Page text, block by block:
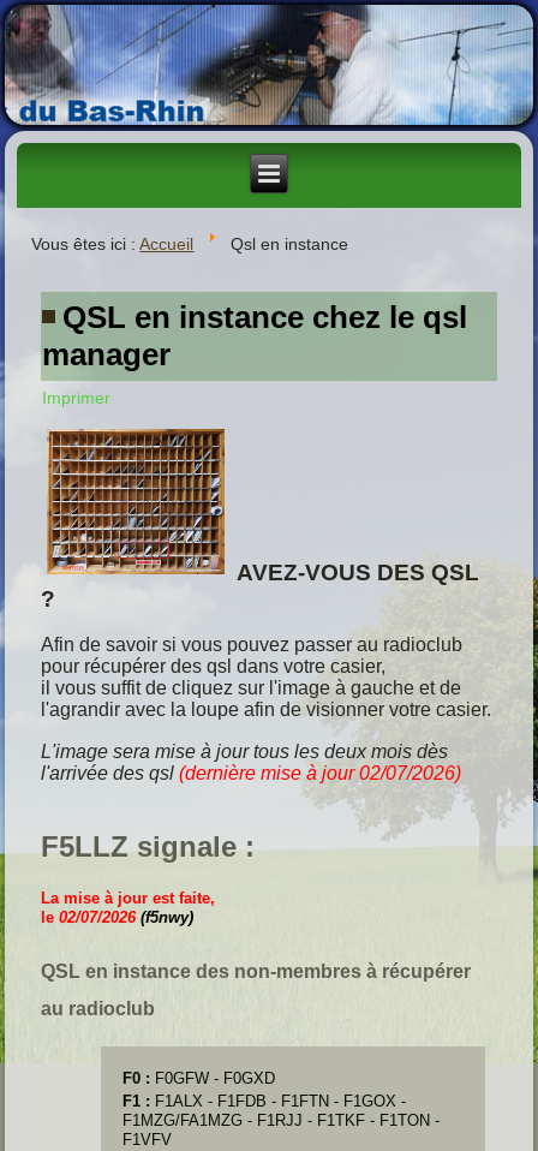
Vous êtes ici :Accueil Qsl en instance
QSL en instance chez le qsl
manager
Imprimer
AVEZ-VOUS DES QSL
?
Afin de savoir si vous pouvez passer au radioclub
pour récupérer des qsl dans votre casier,
il vous suffit de cliquez sur l'image à gauche et de
l'agrandir avec la loupe afin de visionner votre casier.
L'image sera mise à jour tous les deux mois dès
l'arrivée des qsl(dernière mise à jour 02/07/2026)
F5LLZ signale :
La mise à jour est faite,
le02/07/2026(f5nwy)
QSL en instance des non-membres à récupérer
au radioclub
F0 : F0GFW - F0GXD
F1 : F1ALX - F1FDB - F1FTN - F1GOX-
F1MZG/FA1MZG - F1RJJ - F1TKF - F1TON -
F1VFV